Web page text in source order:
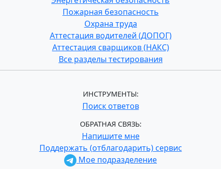
Пожарная безопасность
Охрана труда
Аттестация водителей (ДОПОГ)
Аттестация сварщиков (НАКС)
Все разделы тестирования
ИНСТРУМЕНТЫ:
Поиск ответов
ОБРАТНАЯ СВЯЗЬ:
Напишите мне
Поддержать (отблагодарить) сервис
Мое подразделение